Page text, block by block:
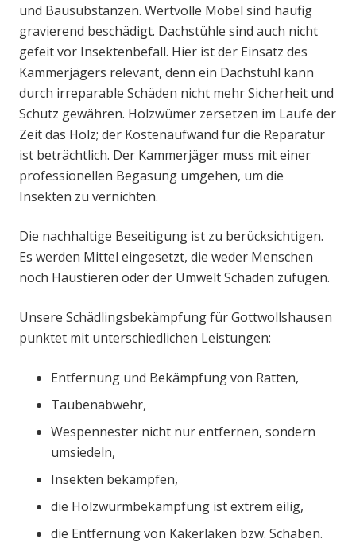
und Bausubstanzen. Wertvolle Möbel sind häufig
gravierend beschädigt. Dachstühle sind auch nicht
gefeit vor Insektenbefall. Hier ist der Einsatz des
Kammerjägers relevant, denn ein Dachstuhl kann
durch irreparable Schäden nicht mehr Sicherheit und
Schutz gewähren. Holzwümer zersetzen im Laufe der
Zeit das Holz; der Kostenaufwand für die Reparatur
ist beträchtlich. Der Kammerjäger muss mit einer
professionellen Begasung umgehen, um die
Insekten zu vernichten.
Die nachhaltige Beseitigung ist zu berücksichtigen.
Es werden Mittel eingesetzt, die weder Menschen
noch Haustieren oder der Umwelt Schaden zufügen.
Unsere Schädlingsbekämpfung für Gottwollshausen
punktet mit unterschiedlichen Leistungen:
Entfernung und Bekämpfung von Ratten,
Taubenabwehr,
Wespennester nicht nur entfernen, sondern
umsiedeln,
Insekten bekämpfen,
die Holzwurmbekämpfung ist extrem eilig,
die Entfernung von Kakerlaken bzw. Schaben.